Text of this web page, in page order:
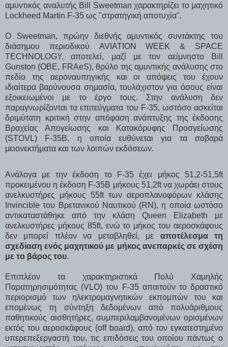
αμυντικός αναλυτής Bill Sweetman χαρακτηρίζει το μαχητικό
Lockheed Martin F-35 ως "στρατηγική αποτυχία".
Ο Sweetman, πρώην διεθνής αμυντικός συντάκτης του
διάσημου περιοδικού AVIATION WEEK & SPACE
TECHNOLOGY, αποτελεί, μαζί με τον αείμνηστο Bill
Gunston (OBE, FRAeS), θρύλο της αμυντικής ανάλυσης στο
πεδίο της αεροναυπηγικής και οι απόψεις του έχουν
ιδιαίτερα βαρύνουσα σημασία, τουλάχιστον για όσους είναι
εξοικειωμένοι με το έργο τους. Στην ανάλυση δεν
παραγνωρίζονται τα επιτεύγματα του F-35, ωστόσο ασκείται
δριμύτατη κριτική στην απόφαση ανάπτυξης της έκδοσης
Βραχείας Απογείωσης και Κατακόρυφης Προσγείωσης
(STOVL) F-35B, η οποία ευθύνεται για τα σοβαρά
μειονεκτήματα και των λοιπών εκδόσεων.
Ανάλογα με την έκδοση το F-35 έχει μήκος 51,2-51,5ft
προκειμένου η έκδοση F-35B μήκους 51,2ft να χωράει στους
ανελκυστήρες μήκους 55ft των αεροπλανοφόρων κλάσης
Invincible του Βρετανικού Ναυτικού (RN), η οποία ωστόσο
αντικαταστάθηκε από την κλάση Queen Elizabeth με
ανελκυστήρες μήκους 85ft, ενώ το μήκος του αεροσκάφους
δεν μπορεί πλέον να μεταβληθεί, με αποτέλεσμα τη
σχεδίαση ενός μαχητικού με μήκος ανεπαρκές σε σχέση
με το βάρος του.
Επιπλέον τα χαρακτηριστικά Πολύ Χαμηλής
Παρατηρησιμότητας (VLO) του F-35 απαιτούν το δραστικό
περιορισμό των ηλεκτρομαγνητικών εκπομπών του και
επομένως τη σύντηξη δεδομένων από πολυάριθμους
παθητικούς αισθητήρες, συμπεριλαμβανομένων ορισμένων
εκτός του αεροσκάφους (off board), από τον εγκατεστημένο
υπερεπεξεργαστή του, τις επιδόσεις του οποίου πάντως ο